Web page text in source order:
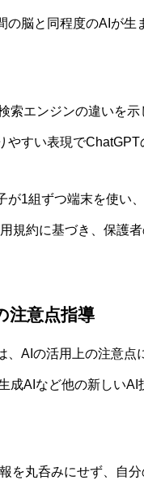
の脳と同程度のAIが
索エンジンの違いを
やすい表現でChatGPT
が1組ずつ端末を使い
規約に基づき、保護
注意点指導
、AIの活用上の注意点
成AIなど他の新しい
を丸呑みにせず、自